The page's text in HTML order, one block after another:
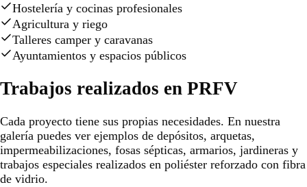
Hostelería y cocinas profesionales
Agricultura y riego
Talleres camper y caravanas
Ayuntamientos y espacios públicos
Trabajos realizados en PRFV
Cada proyecto tiene sus propias necesidades. En nuestra
galería puedes ver ejemplos de depósitos, arquetas,
impermeabilizaciones, fosas sépticas, armarios, jardineras y
trabajos especiales realizados en poliéster reforzado con fibra
de vidrio.